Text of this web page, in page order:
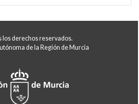
los derechos reservados.
de la Región de Murcia